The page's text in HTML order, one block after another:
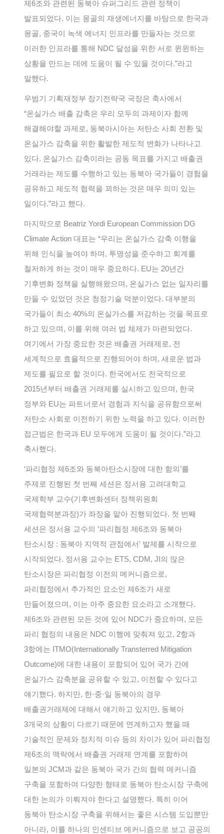
제6조와 관련된 동북아 슈퍼그리드 관련 정책이
발표되었다. 이는 몽골의 재생에너지를 바탕으로 한국과
몽골, 중국이 녹색 에너지 인프라를 만들자는 것으로
이러한 인프라를 통해 NDC 달성을 위한 서로 윈윈하는
상황을 만드는 데에 도움이 될 수 있을 것이다.”라고
말했다.
우범기 기획재정부 장기전략국 국장은 축사에서
“온실가스 배출 감축은 우리 모두의 과제이자 함께
해결해야할 과제로, 동북아시아는 저탄소 사회 전환 및
온실가스 감축을 위한 활발한 제도적 변화가 나타나고
있다. 온실가스 감축이라는 공동 목표를 가지고 배출권
거래라는 제도를 수행하고 있는 동북아 국가들이 경험을
공유하고 제도적 협력을 꾀하는 것은 매우 의미 있는
일이다.”라고 했다.
마지막으로 Beatriz Yordi European Commission DG
Climate Action 대표는 “우리는 온실가스 감축 이행을
위해 인식을 높여야 하며, 투명성을 준수하고 회계를
철저하게 하는 것이 매우 중요하다. EU는 20년간
기후변화 정책을 실행해왔으며, 온실가스 없는 일자리를
만들 수 있었던 것은 청정기술 덕분이었다. 대부분의
국가들이 최소 40%의 온실가스를 저감하는 것을 목표로
하고 있으며, 이를 위해 여러 법 체제가 마련되었다.
여기에서 가장 중요한 것은 배출권 거래제로, 전
세계적으로 효율적으로 진행되어야 하며, 새로운 법과
제도를 필요로 할 것이다. 한국에서도 전국적으로
2015년부터 배출권 거래제를 실시하고 있으며, 한국
정부와 EU는 파트너로서 경험과 지식을 공유함으로써
저탄소 사회로 이전하기 위한 노력을 하고 있다. 이러한
접근법은 한국과 EU 모두에게 도움이 될 것이다.”라고
축사했다.
‘파리협정 제6조와 동북아탄소시장에 대한 함의’를
주제로 진행된 첫 번째 세션은 정서용 고려대학교
국제학부 교수(기후변화센터 정책위원회
국제협력분과장)가 좌장을 맡아 진행되었다. 첫 번째
세션은 정서용 교수의 ‘파리협정 제6조와 동북아
탄소시장 : 동북아 지역적 관점에서’ 발제를 시작으로
시작되었다. 정서용 교수는 ETS, CDM, JI의 많은
탄소시장은 파리협정 이전의 메커니즘으로,
파리협정에서 추가적인 요소인 제6조가 새로
만들어졌으며, 이는 아주 중요한 요소라고 소개했다.
제6조와 관련된 모든 것에 있어 NDC가 중요하며, 모든
파리 협정의 내용은 NDC 이행에 맞춰져 있고, 2항과
3항에는 ITMO(Internationally Transterred Mitigation
Outcome)에 대한 내용이 포함되어 있어 국가 간에
온실가스 감축분을 공유할 수 있고, 이전할 수 있다고
얘기했다. 하지만, 한·중·일 동북아의 경우
배출권거래제에 대해서 얘기하고 있지만, 동북아
3개국의 상황이 다르기 때문에 연계하고자 했을 때
기술적인 문제와 정치적 이슈 등의 차이가 있어 파리협정
제6조의 맥락에서 배출권 거래제 연계를 포함하여
일본의 JCM과 같은 동북아 국가 간의 협력 메커니즘
구축을 포함하여 다양한 형태로 동북아 탄소시장 구축에
대한 논의가 이뤄져야 한다고 설명했다. 특히 이어
동북아 탄소시장 구축을 위해서는 좋은 시스템 도입뿐만
아니라, 이를 하나의 인센티브 메커니즘으로 보고 공공의